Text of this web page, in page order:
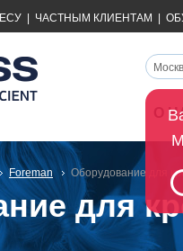
ЧАСТНЫМ КЛИЕНТАМ
О
Foreman Оборудование для
для